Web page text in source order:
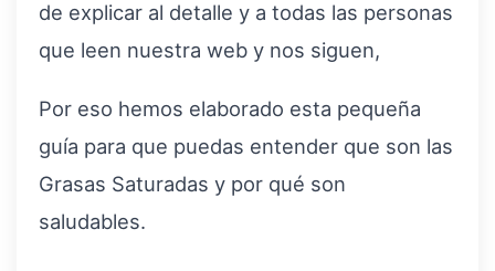
de explicar al detalle y a todas las personas
que leen nuestra web y nos siguen,
Por eso hemos elaborado esta pequeña
guía para que puedas entender que son las
Grasas Saturadas y por qué son
saludables.